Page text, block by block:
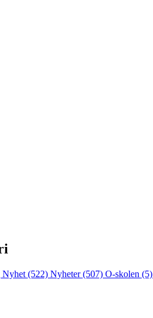
Nyhet (522) Nyheter (507) O-skolen (5)